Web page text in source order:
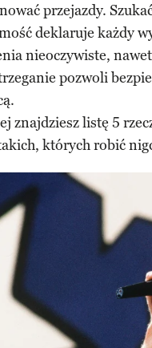
przejazdy.
deklaruje każdy
nieoczywiste,
pozwoli
znajdziesz listę 5
których robić